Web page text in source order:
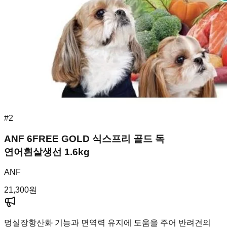
#2
ANF 6FREE GOLD 식스프리 골드 독
연어흰살생선 1.6kg
ANF
21,300원
멍실장항산화 기능과 면역력 유지에 도움을 주어 반려견의